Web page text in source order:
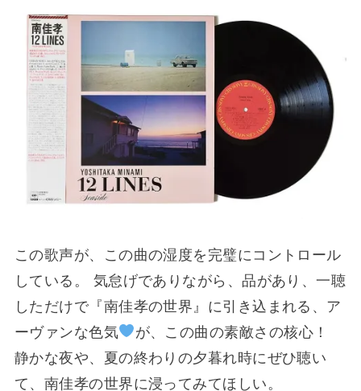
この歌声が、この曲の湿度を完璧にコントロール
している。 気怠げでありながら、品があり、一聴
しただけで『南佳孝の世界』に引き込まれる、ア
ーヴァンな色気
が、この曲の素敵さの核心！
静かな夜や、夏の終わりの夕暮れ時にぜひ聴い
て、南佳孝の世界に浸ってみてほしい。